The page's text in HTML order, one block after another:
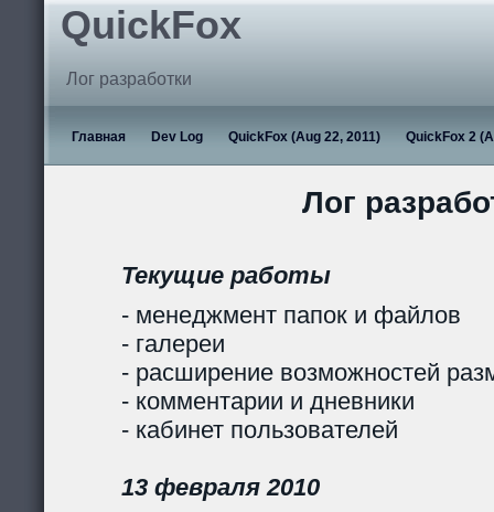
QuickFox
Лог разработки
Главная Dev Log QuickFox (Aug 22, 2011) QuickFox 2
Лог
Текущие работы
- менеджмент папок и файлов
- галереи
- расширение возможностей
- комментарии и дневники
- кабинет пользователей
13 февраля 2010